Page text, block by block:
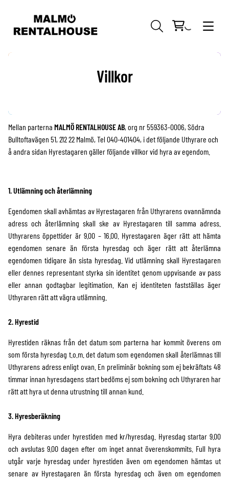
ARRI
SONY
OBJEKTIV
PL-MOUNT
ADAPTERS
MATTEBOXES
4X5.65
6.6X6.6
138mm
FILTERS CIRCULAR
TRÅDLÖS
MANUELL
TRÅDLÖS VIDEO
SDI
BATTERIER
LADDARE
STATIV
HUVUD
SKÄRMAR
13-TUM
7-TUM
RECORDERS
TILLBEHÖR
MIKROFONER
MYGGOR
MIXER
HMI
ASTERA
APUTURE
ALADDIN
LITEGEAR
LITEPANELS
NANLITE
NANLUX
BB&S
KINO FLO
FLAGGOR
GEL
RAMAR
SEGEL
TYGER
CHIMERA
STATIV
TEJP
STEGAR
RIGS
BAKGRUNDER
SLIDERS
DOLLY
JIB
DRÖNARE
GIMBAL
WALKIE-TALKIES
GENERATORER
RÖKMASKINER
STREAMING
OM OSS
VILLKOR
CREDITS
Villkor
Mellan parterna MALMÖ RENTALHOUSE AB, org nr 559363-0006, Södra
Bulltoftavägen 51, 212 22 Malmö, Tel 040-401404, i det följande Uthyrare och
å andra sidan Hyrestagaren gäller följande villkor vid hyra av egendom.
1. Utlämning och återlämning
Egendomen skall avhämtas av Hyrestagaren från Uthyrarens ovannämnda
adress och återlämning skall ske av Hyrestagaren till samma adress.
Uthyrarens öppettider är 9.00 – 16.00. Hyrestagaren äger rätt att hämta
egendomen senare än första hyresdag och äger rätt att återlämna
egendomen tidigare än sista hyresdag. Vid utlämning skall Hyrestagaren
eller dennes representant styrka sin identitet genom uppvisande av pass
eller annan godtagbar legitimation. Kan ej identiteten fastställas äger
Uthyraren rätt att vägra utlämning.
2. Hyrestid
Hyrestiden räknas från det datum som parterna har kommit överens om
som första hyresdag t.o.m. det datum som egendomen skall återlämnas till
Uthyrarens adress enligt ovan. En preliminär bokning som ej bekräftats 48
timmar innan hyresdagens start bedöms ej som bokning och Uthyraren har
rätt att hyra ut denna utrustning till annan kund.
3. Hyresberäkning
Hyra debiteras under hyrestiden med kr/hyresdag. Hyresdag startar 9.00
och avslutas 9.00 dagen efter om inget annat överenskommits. Full hyra
utgår varje hyresdag under hyrestiden även om egendomen hämtas ut
senare av Hyrestagaren än första hyresdag och även om egendomen